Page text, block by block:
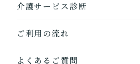
介護サービス診断
ご利用の流れ
よくあるご質問